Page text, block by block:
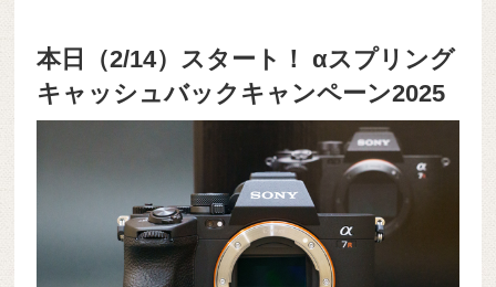
本日（2/14）スタート！ αスプリング
キャッシュバックキャンペーン2025